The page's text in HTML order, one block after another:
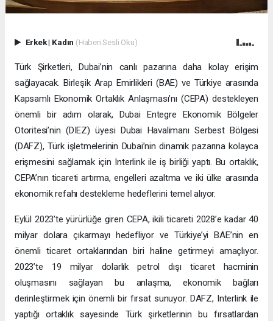
Erkek| Kadın (Haberi Sesli Oku)
Türk Şirketleri, Dubai’nin canlı pazarına daha kolay erişim
sağlayacak. Birleşik Arap Emirlikleri (BAE) ve Türkiye arasında
Kapsamlı Ekonomik Ortaklık Anlaşması’nı (CEPA) destekleyen
önemli bir adım olarak, Dubai Entegre Ekonomik Bölgeler
Otoritesi’nin (DIEZ) üyesi Dubai Havalimanı Serbest Bölgesi
(DAFZ), Türk işletmelerinin Dubai’nin dinamik pazarına kolayca
erişmesini sağlamak için Interlink ile iş birliği yaptı. Bu ortaklık,
CEPA’nın ticareti artırma, engelleri azaltma ve iki ülke arasında
ekonomik refahı destekleme hedeflerini temel alıyor.
Eylül 2023’te yürürlüğe giren CEPA, ikili ticareti 2028’e kadar 40
milyar dolara çıkarmayı hedefliyor ve Türkiye’yi BAE’nin en
önemli ticaret ortaklarından biri haline getirmeyi amaçlıyor.
2023’te 19 milyar dolarlık petrol dışı ticaret hacminin
oluşmasını sağlayan bu anlaşma, ekonomik bağları
derinleştirmek için önemli bir fırsat sunuyor. DAFZ, Interlink ile
yaptığı ortaklık sayesinde Türk şirketlerinin bu fırsatlardan